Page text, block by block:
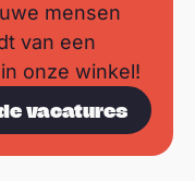
mensen
van een
onze winkel!
vacatures